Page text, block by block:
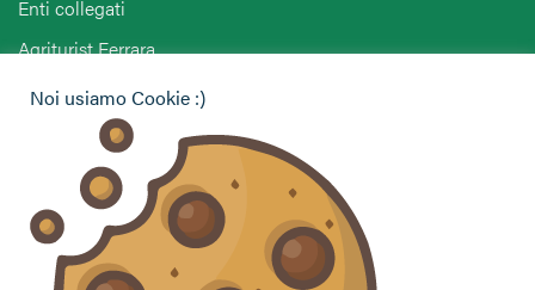
Enti collegati
Agriturist Ferrara
ANGA Ferrara
Hai bisogno di informazioni?
Vuoi contattarci per ricevere assistenza, lasciare un
commento o chiedere informazioni?
Noi usiamo Cookie :)